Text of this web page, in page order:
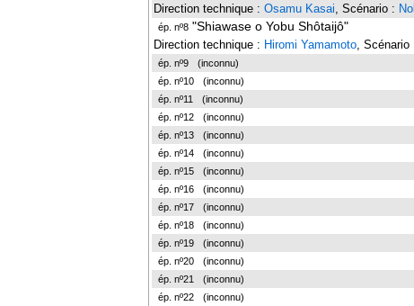
Direction technique : Osamu Kasai , Scénario :
ép. nº8 "Shiawase o Yobu Shôtaijô"
Direction technique : Hiromi Yamamoto, Scénario
ép. nº9 (inconnu)
ép. nº10 (inconnu)
ép. nº11 (inconnu)
ép. nº12 (inconnu)
ép. nº13 (inconnu)
ép. nº14 (inconnu)
ép. nº15 (inconnu)
ép. nº16 (inconnu)
ép. nº17 (inconnu)
ép. nº18 (inconnu)
ép. nº19 (inconnu)
ép. nº20 (inconnu)
ép. nº21 (inconnu)
ép. nº22 (inconnu)